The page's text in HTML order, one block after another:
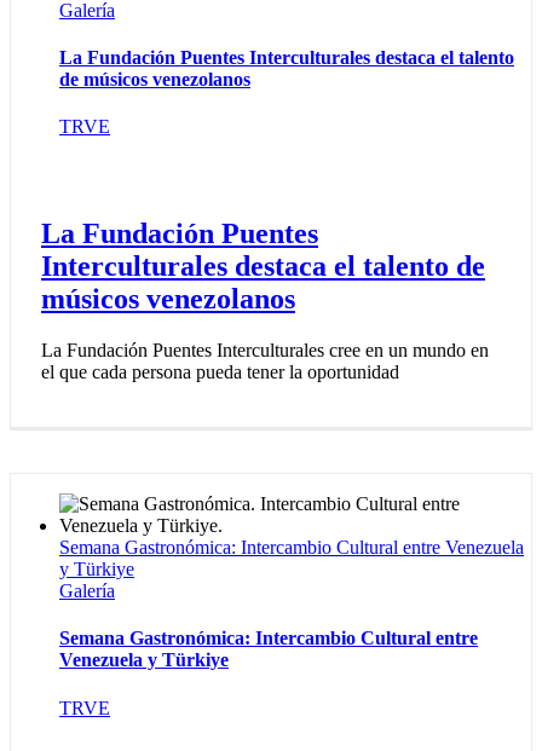
Galería
La Fundación Puentes Interculturales destaca el talento
de músicos venezolanos
TRVE
La Fundación Puentes
Interculturales destaca el talento de
músicos venezolanos
La Fundación Puentes Interculturales cree en un mundo en
el que cada persona pueda tener la oportunidad
Semana Gastronómica: Intercambio Cultural entre Venezuela
y Türkiye
Galería
Semana Gastronómica: Intercambio Cultural entre
Venezuela y Türkiye
TRVE